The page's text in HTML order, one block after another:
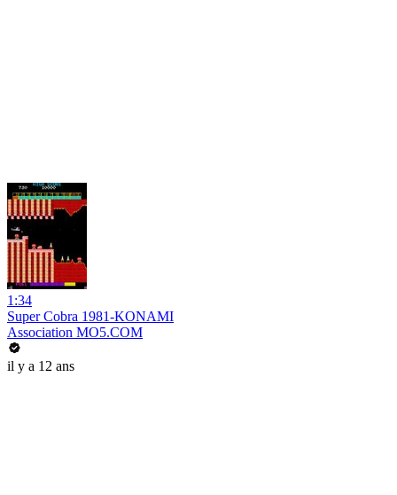
1:34
Super Cobra 1981-KONAMI
Association MO5.COM
il y a 12 ans